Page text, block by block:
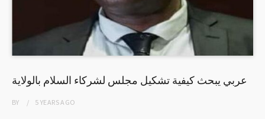
عربي يبحث كيفية تشكيل مجلس لشركاء السلام بالولاية
BY 5 YEARSAGO